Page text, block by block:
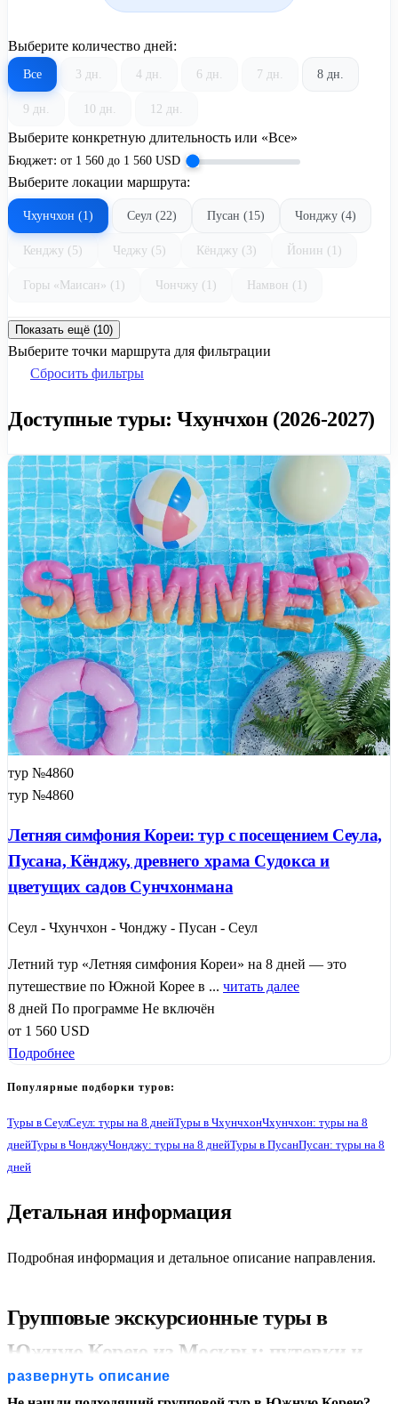
Выберите количество дней:
Все 3 дн. 4 дн. 6 дн. 7 дн. 8 дн.
9 дн. 10 дн. 12 дн.
Выберите конкретную длительность или «Все»
Бюджет: от 1 560 до 1 560 USD
Выберите локации маршрута:
Чхунчхон (1) Сеул (22) Пусан (15) Чонджу (4)
Кенджу (5) Чеджу (5) Кёнджу (3) Йонин (1)
Горы «Маисан» (1) Чончжу (1) Намвон (1)
Показать ещё (10)
Выберите точки маршрута для фильтрации
Сбросить фильтры
Доступные туры: Чхунчхон (2026-2027)
тур №4860
тур №4860
Летняя симфония Кореи: тур с посещением Сеула,
Пусана, Кёнджу, древнего храма Судокса и
цветущих садов Сунчхонмана
Сеул - Чхунчхон - Чонджу - Пусан - Сеул
Летний тур «Летняя симфония Кореи» на 8 дней — это
путешествие по Южной Корее в ... читать далее
8 дней По программе Не включён
от 1 560 USD
Подробнее
Популярные подборки туров:
Туры в СеулСеул: туры на 8 днейТуры в ЧхунчхонЧхунчхон: туры на 8
днейТуры в ЧонджуЧонджу: туры на 8 днейТуры в ПусанПусан: туры на 8
дней
Детальная информация
Подробная информация и детальное описание направления.
Групповые экскурсионные туры в
Южную Корею из Москвы: путевки и
цены
развернуть описание